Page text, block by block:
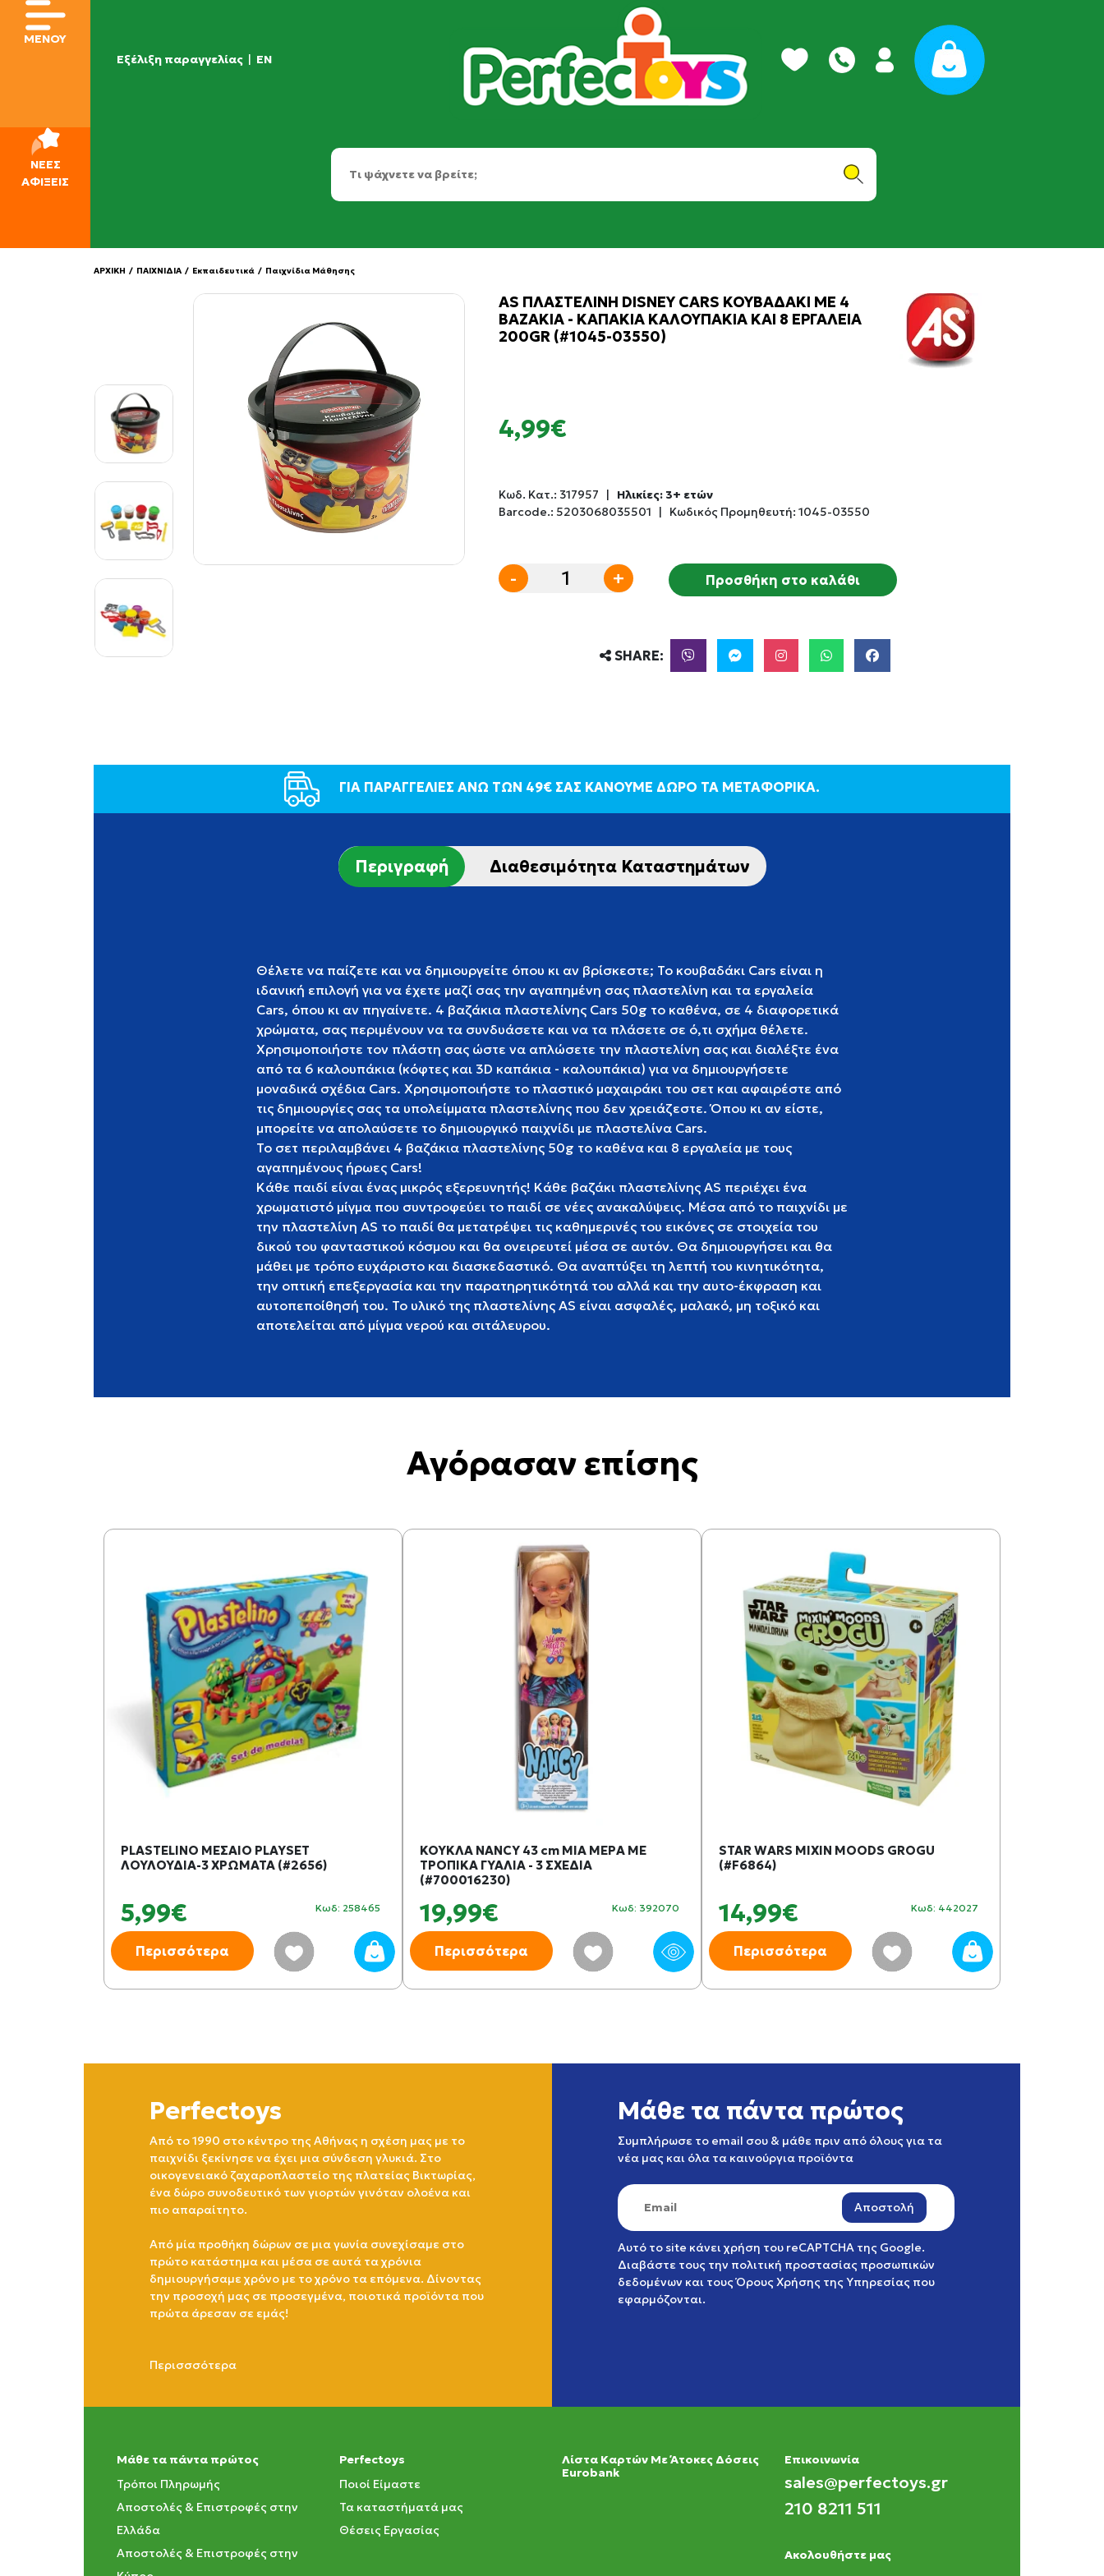
Εξέλιξη παραγγελίας | EN
ΜΕΝΟΥ
ΝΕΕΣ
ΑΦΙΞΕΙΣ
ΑΡΧΙΚΗ / ΠΑΙΧΝΙΔΙΑ / Εκπαιδευτικά / Παιχνίδια Μάθησης
AS ΠΛΑΣΤΕΛΙΝΗ DISNEY CARS ΚΟΥΒΑΔΑΚΙ ΜΕ 4
ΒΑΖΑΚΙΑ - ΚΑΠΑΚΙΑ ΚΑΛΟΥΠΑΚΙΑ ΚΑΙ 8 ΕΡΓΑΛΕΙΑ
200GR (#1045-03550)
4,99€
Κωδ. Κατ.: 317957 |
Ηλικίες: 3+ ετών
Barcode.: 5203068035501 | Κωδικός Προμηθευτή: 1045-03550
- + Προσθήκη στο καλάθι
SHARE:
ΓΙΑ ΠΑΡΑΓΓΕΛΙΕΣ ΑΝΩ ΤΩΝ 49€ ΣΑΣ ΚΑΝΟΥΜΕ ΔΩΡΟ ΤΑ ΜΕΤΑΦΟΡΙΚΑ.
Περιγραφή Διαθεσιμότητα Καταστημάτων
Θέλετε να παίζετε και να δημιουργείτε όπου κι αν βρίσκεστε; Το κουβαδάκι Cars είναι η
ιδανική επιλογή για να έχετε μαζί σας την αγαπημένη σας πλαστελίνη και τα εργαλεία
Cars, όπου κι αν πηγαίνετε. 4 βαζάκια πλαστελίνης Cars 50g το καθένα, σε 4 διαφορετικά
χρώματα, σας περιμένουν να τα συνδυάσετε και να τα πλάσετε σε ό,τι σχήμα θέλετε.
Χρησιμοποιήστε τον πλάστη σας ώστε να απλώσετε την πλαστελίνη σας και διαλέξτε ένα
από τα 6 καλουπάκια (κόφτες και 3D καπάκια - καλουπάκια) για να δημιουργήσετε
μοναδικά σχέδια Cars. Χρησιμοποιήστε το πλαστικό μαχαιράκι του σετ και αφαιρέστε από
τις δημιουργίες σας τα υπολείμματα πλαστελίνης που δεν χρειάζεστε. Όπου κι αν είστε,
μπορείτε να απολαύσετε το δημιουργικό παιχνίδι με πλαστελίνα Cars.
Το σετ περιλαμβάνει 4 βαζάκια πλαστελίνης 50g το καθένα και 8 εργαλεία με τους
αγαπημένους ήρωες Cars!
Κάθε παιδί είναι ένας μικρός εξερευνητής! Κάθε βαζάκι πλαστελίνης AS περιέχει ένα
χρωματιστό μίγμα που συντροφεύει το παιδί σε νέες ανακαλύψεις. Μέσα από το παιχνίδι με
την πλαστελίνη AS το παιδί θα μετατρέψει τις καθημερινές του εικόνες σε στοιχεία του
δικού του φανταστικού κόσμου και θα ονειρευτεί μέσα σε αυτόν. Θα δημιουργήσει και θα
μάθει με τρόπο ευχάριστο και διασκεδαστικό. Θα αναπτύξει τη λεπτή του κινητικότητα,
την οπτική επεξεργασία και την παρατηρητικότητά του αλλά και την αυτο-έκφραση και
αυτοπεποίθησή του. Το υλικό της πλαστελίνης AS είναι ασφαλές, μαλακό, μη τοξικό και
αποτελείται από μίγμα νερού και σιτάλευρου.
Αγόρασαν επίσης
PLASTELINO ΜΕΣΑΙΟ PLAYSET
ΛΟΥΛΟΥΔΙΑ-3 ΧΡΩΜΑΤΑ (#2656)
5,99€ Κωδ: 258465
Περισσότερα
ΚΟΥΚΛΑ NANCY 43 cm ΜΙΑ ΜΕΡΑ ΜΕ
ΤΡΟΠΙΚΑ ΓΥΑΛΙΑ - 3 ΣΧΕΔΙΑ
(#700016230)
19,99€ Κωδ: 392070
Περισσότερα
STAR WARS MIXIN MOODS GROGU
(#F6864)
14,99€ Κωδ: 442027
Περισσότερα
Perfectoys
Από το 1990 στο κέντρο της Αθήνας η σχέση μας με το
παιχνίδι ξεκίνησε να έχει μια σύνδεση γλυκιά. Στο
οικογενειακό ζαχαροπλαστείο της πλατείας Βικτωρίας,
ένα δώρο συνοδευτικό των γιορτών γινόταν ολοένα και
πιο απαραίτητο.
Από μία προθήκη δώρων σε μια γωνία συνεχίσαμε στο
πρώτο κατάστημα και μέσα σε αυτά τα χρόνια
δημιουργήσαμε χρόνο με το χρόνο τα επόμενα. Δίνοντας
την προσοχή μας σε προσεγμένα, ποιοτικά προϊόντα που
πρώτα άρεσαν σε εμάς!
Περισσσότερα
Μάθε τα πάντα πρώτος
Συμπλήρωσε το email σου & μάθε πριν από όλους για τα
νέα μας και όλα τα καινούργια προϊόντα
Αποστολή
Αυτό το site κάνει χρήση του reCAPTCHA της Google.
Διαβάστε τους την πολιτική προστασίας προσωπικών
δεδομένων και τουςΌρους Χρήσης της Υπηρεσίας που
εφαρμόζονται.
Μάθε τα πάντα πρώτος
Τρόποι Πληρωμής
Αποστολές & Επιστροφές στην
Ελλάδα
Αποστολές & Επιστροφές στην
Perfectoys
Ποιοί Είμαστε
Τα καταστήματά μας
Θέσεις Εργασίας
Λίστα Καρτών Με Άτοκες Δόσεις
Eurobank
Eπικοινωνία
sales@perfectoys.gr
210 8211 511
Ακολουθήστε μας